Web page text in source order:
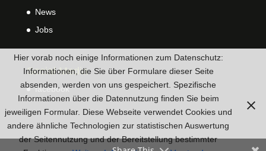
News
Jobs
Social Media
facebook
Hier vorab noch einige Informationen zum Datenschutz:
Informationen, die Sie über Formulare dieser Seite
absenden, werden von uns gespeichert. Spezifische
Informationen über die Datennutzung finden Sie beim
jeweiligen Formular. Diese Webseite verwendet Cookies und
andere ähnliche Technologien zur statistischen Auswertung
der Seitennutzung und der Bereitstellung bestimmter